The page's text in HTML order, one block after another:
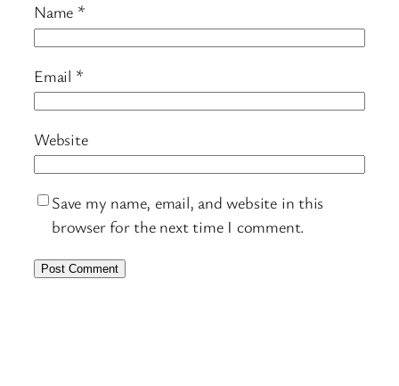
Name *
Email *
Website
Save my name, email, and website in this
browser for the next time I comment.